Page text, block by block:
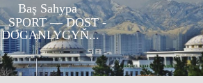
Baş Sahypa
SPORT — DOST -
DOGANLYGYŇ...